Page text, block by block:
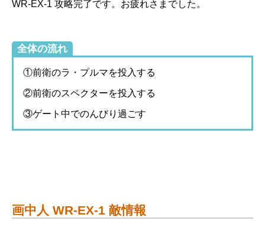
WR-EX-1 攻略完了です。お疲れさまでした。
全体の流れ
①前衛のラ・プルマを投入する
②前衛のスペクターを投入する
③ゲート中でのんびり過ごす
画中人 WR-EX-1 敵情報